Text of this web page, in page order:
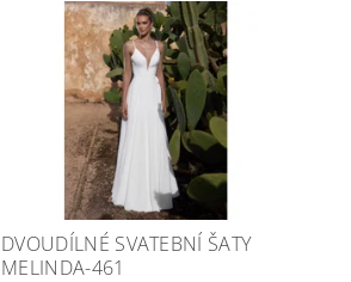
DVOUDÍLNÉ SVATEBNÍ ŠATY
MELINDA-461